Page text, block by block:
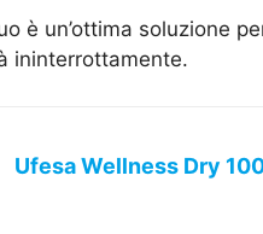
è un’ottima soluzione
ininterrottamente.
Ufesa Wellness Dry